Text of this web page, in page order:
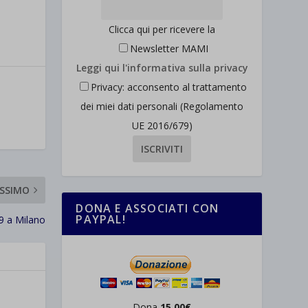
a Milano
Clicca qui per ricevere la
Newsletter MAMI
Leggi qui l'informativa sulla privacy
Privacy: acconsento al trattamento
dei miei dati personali (Regolamento
UE 2016/679)
DONA E ASSOCIATI CON
PAYPAL!